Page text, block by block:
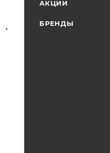
АКЦИИ
БРЕНДЫ